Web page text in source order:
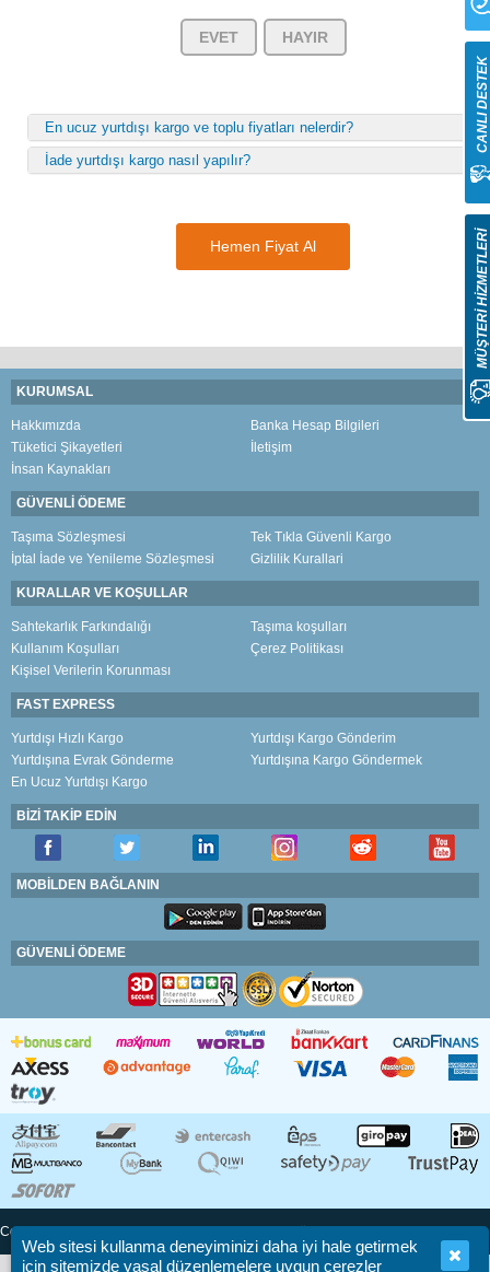
EVET HAYIR
En ucuz yurtdışı kargo ve toplu fiyatları nelerdir?
İade yurtdışı kargo nasıl yapılır?
Hemen Fiyat Al
KURUMSAL
Hakkımızda
Banka Hesap Bilgileri
Tüketici Şikayetleri
İletişim
İnsan Kaynakları
GÜVENLİ ÖDEME
Taşıma Sözleşmesi
Tek Tıkla Güvenli Kargo
İptal İade ve Yenileme Sözleşmesi
Gizlilik Kurallari
KURALLAR VE KOŞULLAR
Sahtekarlık Farkındalığı
Taşıma koşulları
Kullanım Koşulları
Çerez Politikası
Kişisel Verilerin Korunması
FAST EXPRESS
Yurtdışı Hızlı Kargo
Yurtdışı Kargo Gönderim
Yurtdışına Evrak Gönderme
Yurtdışına Kargo Göndermek
En Ucuz Yurtdışı Kargo
BİZİ TAKİP EDİN
MOBİLDEN BAĞLANIN
GÜVENLİ ÖDEME
Copyright © 2002 - 2026 • FAST EXPRESS • Tüm Hakları Saklıdır
MÜŞTERİ HİZMETLERİ
CANLI DESTEK
Web sitesi kullanma deneyiminizi daha iyi hale getirmek
için sitemizde yasal düzenlemelere uygun çerezler